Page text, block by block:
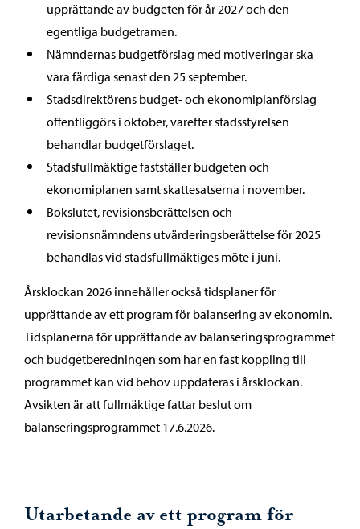
upprättande av budgeten för år 2027 och den
egentliga budgetramen.
Nämndernas budgetförslag med motiveringar ska
vara färdiga senast den 25 september.
Stadsdirektörens budget- och ekonomiplanförslag
offentliggörs i oktober, varefter stadsstyrelsen
behandlar budgetförslaget.
Stadsfullmäktige fastställer budgeten och
ekonomiplanen samt skattesatserna i november.
Bokslutet, revisionsberättelsen och
revisionsnämndens utvärderingsberättelse för 2025
behandlas vid stadsfullmäktiges möte i juni.
Årsklockan 2026 innehåller också tidsplaner för
upprättande av ett program för balansering av ekonomin.
Tidsplanerna för upprättande av balanseringsprogrammet
och budgetberedningen som har en fast koppling till
programmet kan vid behov uppdateras i årsklockan.
Avsikten är att fullmäktige fattar beslut om
balanseringsprogrammet 17.6.2026.
Utarbetande av ett program för